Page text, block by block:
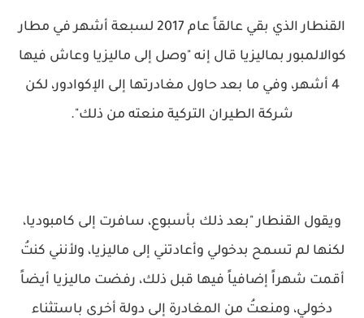
القنطار الذي بقي عالقاً عام 2017 لسبعة أشهر في مطار
كوالالمبور بماليزيا قال إنه "وصل إلى ماليزيا وعاش فيها
4 أشهر، وفي ما بعد حاول مغادرتها إلى الإكوادور، لكن
شركة الطيران التركية منعته من ذلك".
ويقول القنطار "بعد ذلك بأسبوع، سافرت إلى كامبوديا،
لكنها لم تسمح بدخولي وأعادتني إلى ماليزيا، ولأنني كنتُ
أقمت شهراً إضافياً فيها قبل ذلك، رفضت ماليزيا أيضاً
دخولي، ومنعتُ من المغادرة إلى دولة أخرى باستثناء